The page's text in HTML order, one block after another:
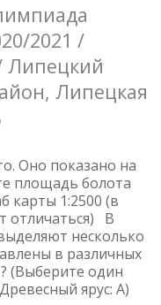
2021 /
Липецкий
Липецкая
Оно показано на
площадь болота
карты 1:2500 (в
отличаться) В
несколько
в различных
(Выберите один
ярус: А)